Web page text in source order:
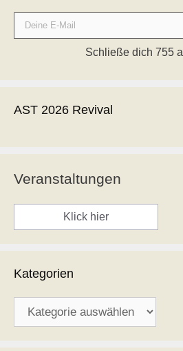
Deine E-Mail
Schließe dich 755
AST 2026 Revival
Veranstaltungen
Klick hier
Kategorien